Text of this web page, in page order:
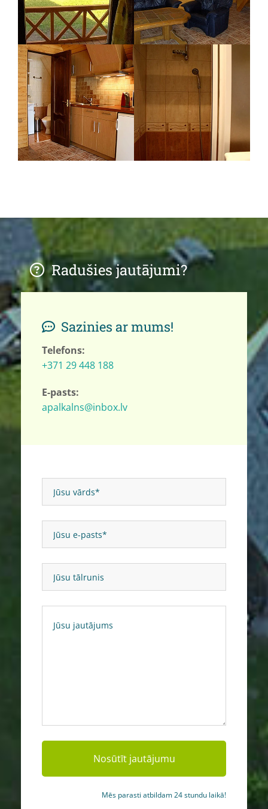
Radušies jautājumi?
 Sazinies ar mums!
Telefons:
+371 29 448 188
E-pasts:
apalkalns@inbox.lv
Mēs parasti atbildam 24 stundu laikā!